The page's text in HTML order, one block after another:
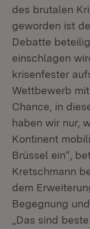
des brutalen
geworden ist
Debatte
einschlagen
krisenfester
Wettbewerb
Chance, in
haben wir nur,
Kontinent
Brüssel ein“,
Kretschmann
dem
Begegnung
„Das sind